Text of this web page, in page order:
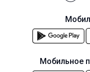
Мобильное